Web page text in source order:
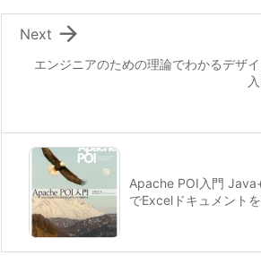
エンジニアのための理論でわかるデザ

Next
Apache POI入門
でExcelドキュメント